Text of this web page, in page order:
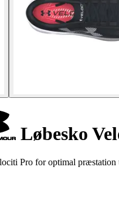
Løbesko
Pro for optimal præstation